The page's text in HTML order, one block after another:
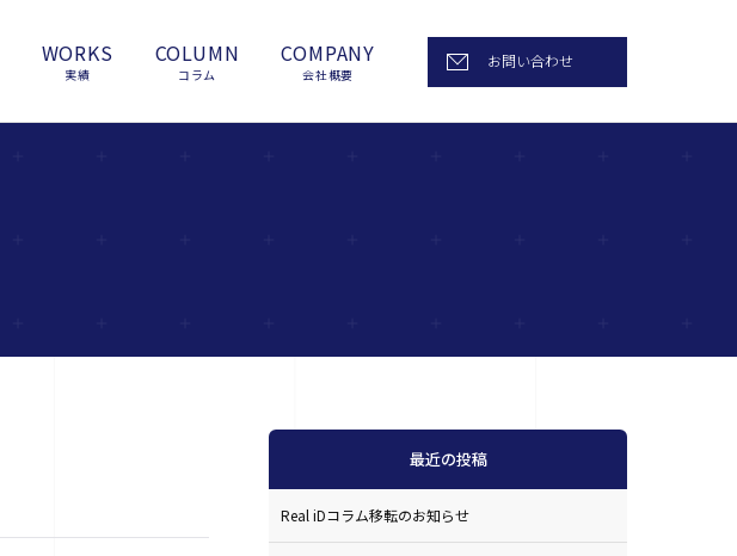
WORKS
実績
COLUMN
コラム
COMPANY
会社概要
お問い合わせ
最近の投稿
Real iDコラム移転のお知らせ